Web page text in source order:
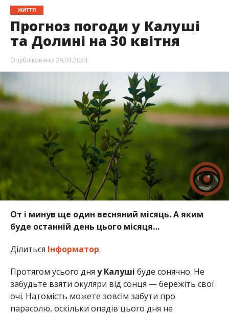
ЖИТТЯ
Прогноз погоди у Калуші
та Долині на 30 квітня
Опубліковано 29.04.2024
От і минув ще один весняний місяць. А яким
буде останній день цього місяця…
Ділиться Інформатор.
Протягом усього дня у Калуші буде сонячно. Не
забудьте взяти окуляри від сонця — бережіть свої
очі. Натомість можете зовсім забути про
парасолю, оскільки опадів цього дня не